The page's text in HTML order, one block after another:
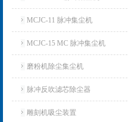
MCJC-11 脉冲集尘机
MCJC-15 MC 脉冲集尘机
磨粉机除尘集尘机
脉冲反吹滤芯除尘器
雕刻机吸尘装置